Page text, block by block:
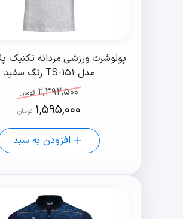
مدل TS-151 رنگ سفید
2,392,500 تومان
1,595,000 تومان
افزودن به سبد